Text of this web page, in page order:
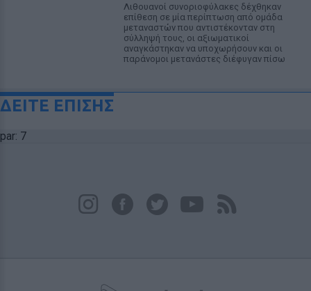
Λιθουανοί συνοριοφύλακες δέχθηκαν
επίθεση σε μία περίπτωση από ομάδα
μεταναστών που αντιστέκονταν στη
σύλληψή τους, οι αξιωματικοί
αναγκάστηκαν να υποχωρήσουν και οι
παράνομοι μετανάστες διέφυγαν πίσω
ΔΕΙΤΕ ΕΠΙΣΗΣ
par: 7